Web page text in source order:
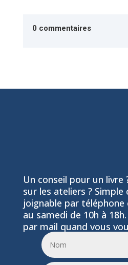
0 commentaires
Un conseil pour un livre
sur les ateliers ? Simple
joignable par
au samedi de 10h à
par mail quand vous
06 24 55 86 51